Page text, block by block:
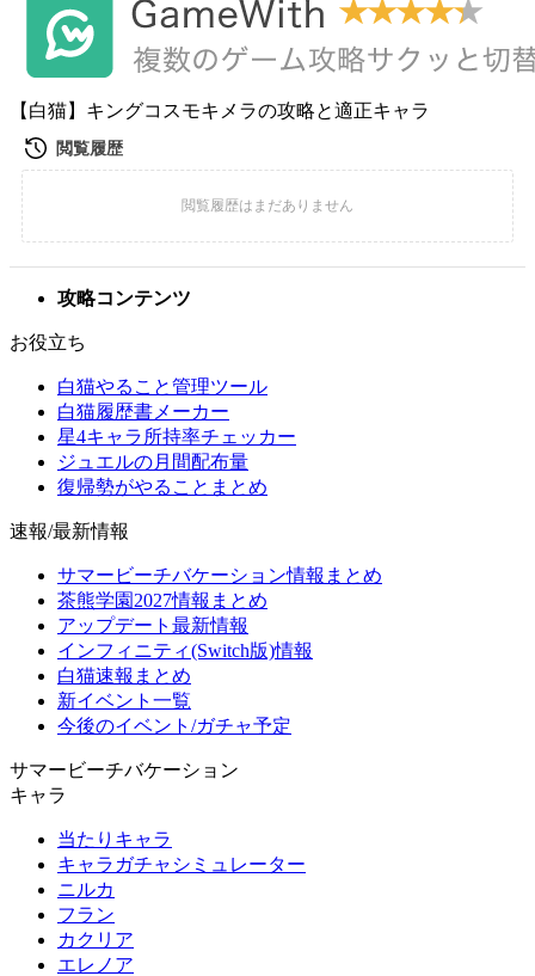
【白猫】キングコスモキメラの攻略と適正キャラ
攻略コンテンツ
お役立ち
白猫やること管理ツール
白猫履歴書メーカー
星4キャラ所持率チェッカー
ジュエルの月間配布量
復帰勢がやることまとめ
速報/最新情報
サマービーチバケーション情報まとめ
茶熊学園2027情報まとめ
アップデート最新情報
インフィニティ(Switch版)情報
白猫速報まとめ
新イベント一覧
今後のイベント/ガチャ予定
サマービーチバケーション
キャラ
当たりキャラ
キャラガチャシミュレーター
ニルカ
フラン
カクリア
エレノア